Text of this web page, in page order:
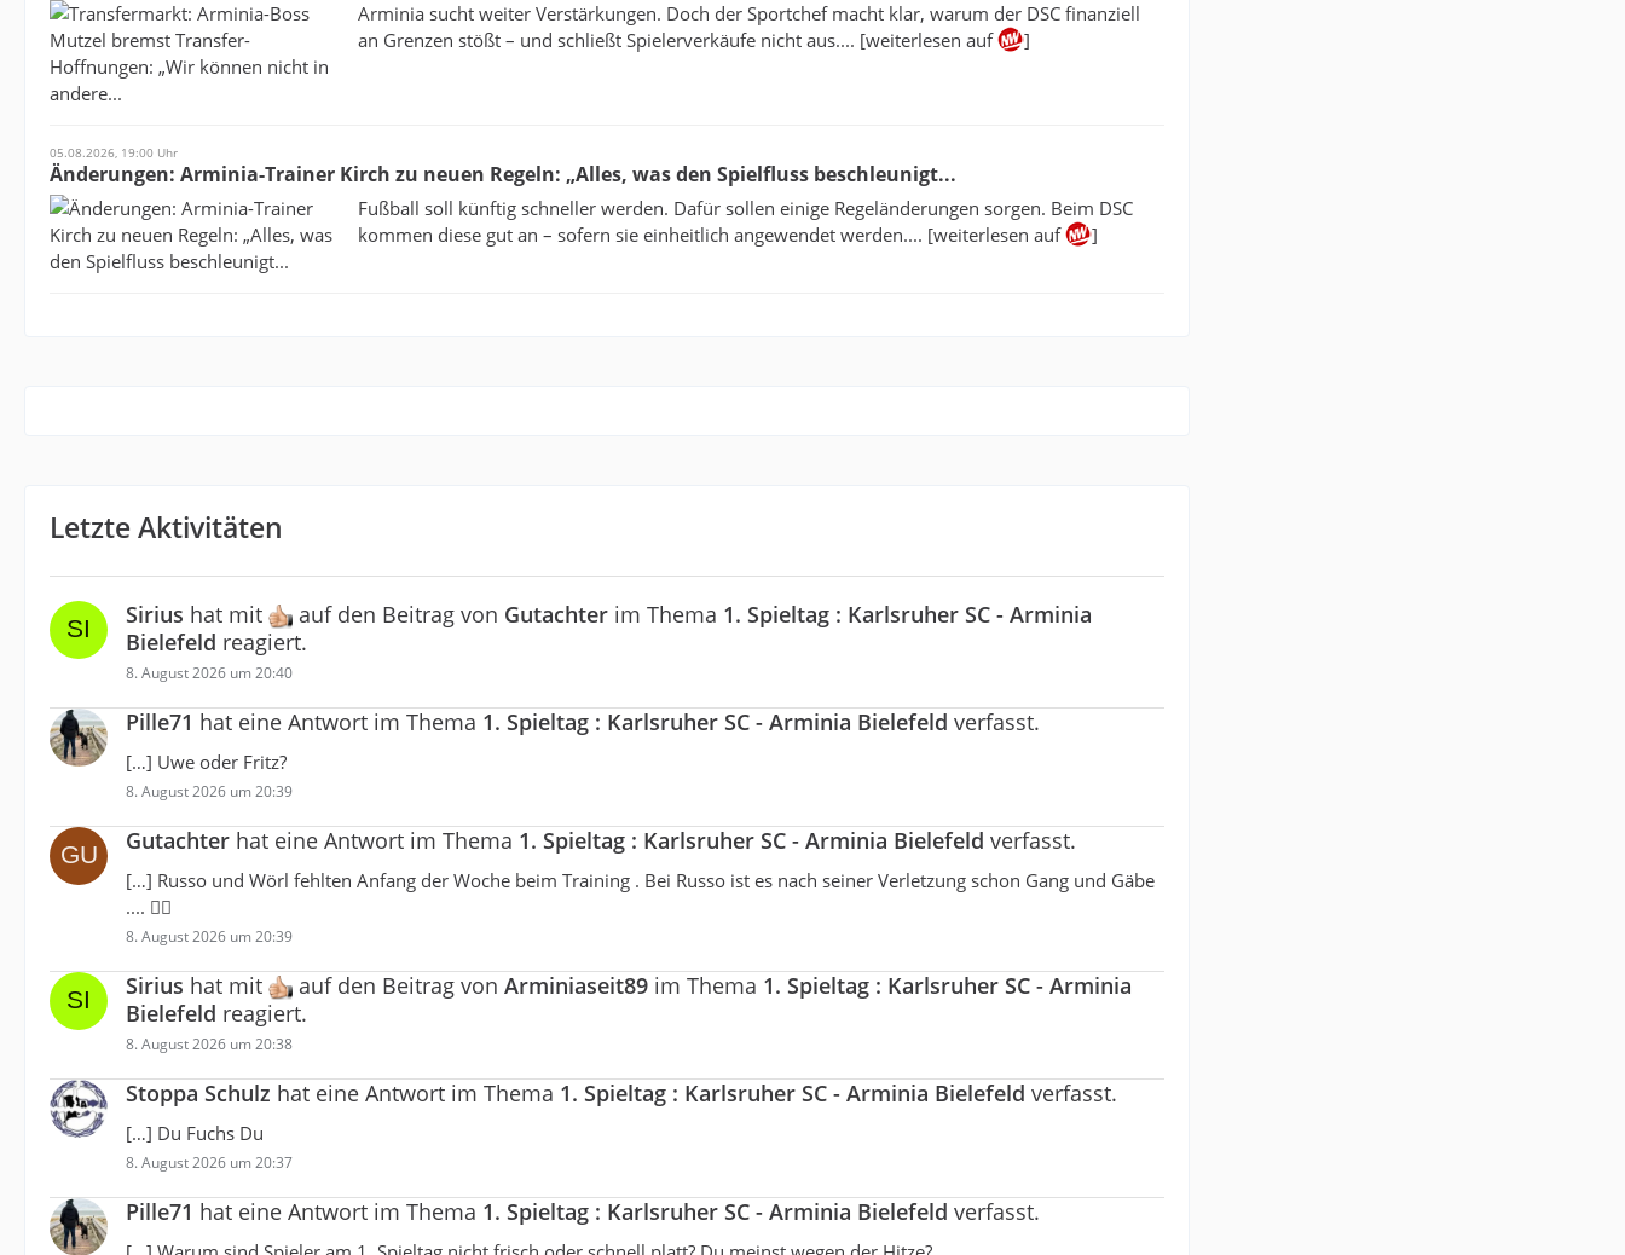
Arminia sucht weiter Verstärkungen. Doch der Sportchef macht klar, warum der DSC finanziell
an Grenzen stößt – und schließt Spielerverkäufe nicht aus.... [weiterlesen auf
]
05.08.2026, 19:00 Uhr
Änderungen: Arminia-Trainer Kirch zu neuen Regeln: „Alles, was den Spielfluss beschleunigt...
Fußball soll künftig schneller werden. Dafür sollen einige Regeländerungen sorgen. Beim DSC
kommen diese gut an – sofern sie einheitlich angewendet werden.... [weiterlesen auf
]
Letzte Aktivitäten
Sirius hat mit auf den Beitrag von Gutachter im Thema 1. Spieltag : Karlsruher SC - Arminia
Bielefeld reagiert.
8. August 2026 um 20:40
Pille71 hat eine Antwort im Thema 1. Spieltag : Karlsruher SC - Arminia Bielefeld verfasst.
[…] Uwe oder Fritz?
8. August 2026 um 20:39
Gutachter hat eine Antwort im Thema 1. Spieltag : Karlsruher SC - Arminia Bielefeld verfasst.
[…] Russo und Wörl fehlten Anfang der Woche beim Training . Bei Russo ist es nach seiner Verletzung schon Gang und Gäbe
.... 🤷‍♂️
8. August 2026 um 20:39
Sirius hat mit auf den Beitrag von Arminiaseit89 im Thema 1. Spieltag : Karlsruher SC - Arminia
Bielefeld reagiert.
8. August 2026 um 20:38
Stoppa Schulz hat eine Antwort im Thema 1. Spieltag : Karlsruher SC - Arminia Bielefeld verfasst.
[…] Du Fuchs Du
8. August 2026 um 20:37
Pille71 hat eine Antwort im Thema 1. Spieltag : Karlsruher SC - Arminia Bielefeld verfasst.